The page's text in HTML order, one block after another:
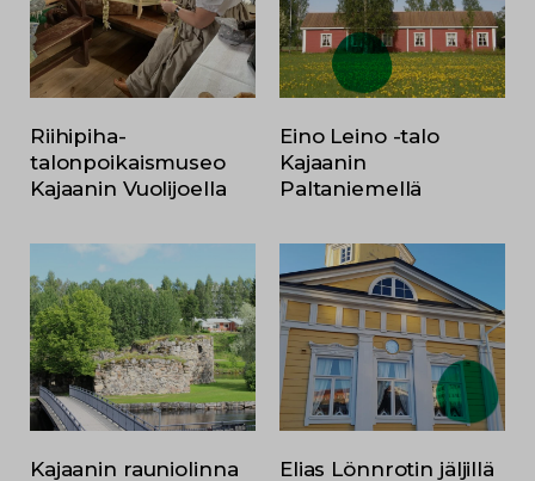
Riihipiha-
talonpoikaismuseo
Kajaanin Vuolijoella
Eino Leino -talo
Kajaanin
Paltaniemellä
Kajaanin rauniolinna
Elias Lönnrotin jäljillä